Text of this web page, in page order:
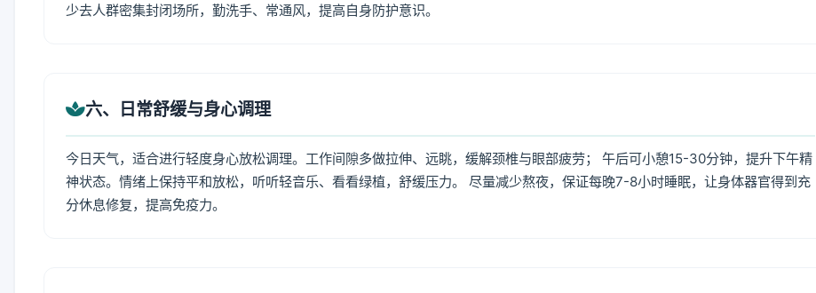
少去人群密集封闭场所，勤洗手、常通风，提高自身防护意识。
六、日常舒缓与身心调理
今日天气，适合进行轻度身心放松调理。工作间隙多做拉伸、远眺，缓解颈椎与眼部疲劳； 午后可小憩15-30分钟，提升下午精
神状态。情绪上保持平和放松，听听轻音乐、看看绿植，舒缓压力。 尽量减少熬夜，保证每晚7-8小时睡眠，让身体器官得到充
分休息修复，提高免疫力。